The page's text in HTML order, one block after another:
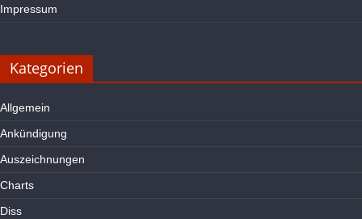
Impressum
Kategorien
Allgemein
Ankündigung
Auszeichnungen
Charts
Diss